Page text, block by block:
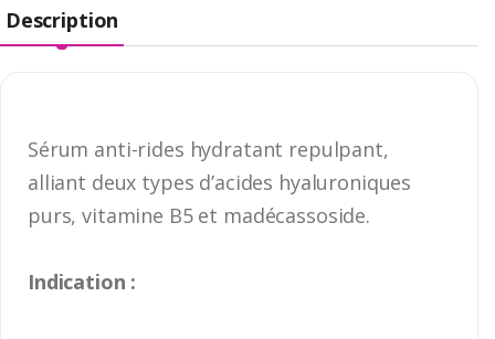
Description
Sérum anti-rides hydratant repulpant,
alliant deux types d’acides hyaluroniques
purs, vitamine B5 et madécassoside.
Indication :